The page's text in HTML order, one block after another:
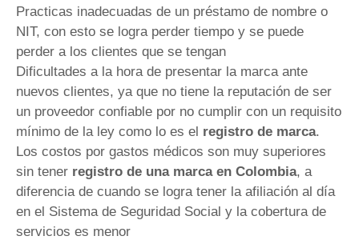
Practicas inadecuadas de un préstamo de nombre o
NIT, con esto se logra perder tiempo y se puede
perder a los clientes que se tengan
Dificultades a la hora de presentar la marca ante
nuevos clientes, ya que no tiene la reputación de ser
un proveedor confiable por no cumplir con un requisito
mínimo de la ley como lo es el registro de marca.
Los costos por gastos médicos son muy superiores
sin tener registro de una marca en Colombia, a
diferencia de cuando se logra tener la afiliación al día
en el Sistema de Seguridad Social y la cobertura de
servicios es menor